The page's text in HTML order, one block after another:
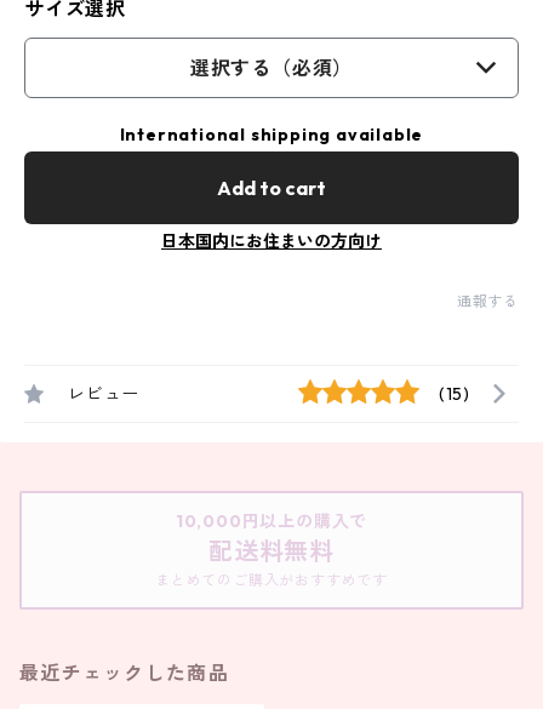
サイズ選択
選択する（必須）
International shipping available
Add to cart
日本国内にお住まいの方向け
通報する
レビュー (15)
10,000円以上の購入で
配送料無料
まとめてのご購入がおすすめです
最近チェックした商品